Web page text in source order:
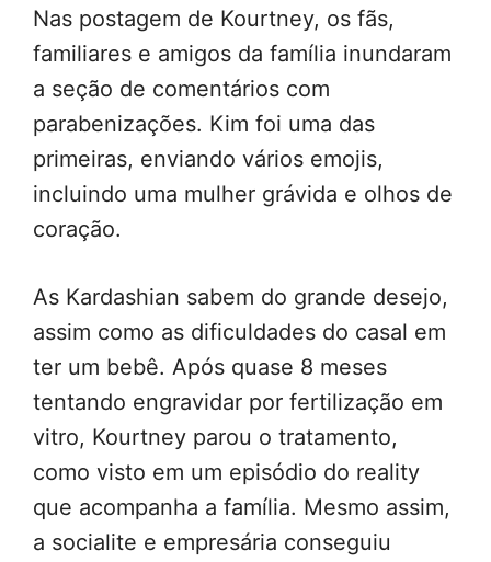
Nas postagem de Kourtney, os fãs,
familiares e amigos da família inundaram
a seção de comentários com
parabenizações. Kim foi uma das
primeiras, enviando vários emojis,
incluindo uma mulher grávida e olhos de
coração.
As Kardashian sabem do grande desejo,
assim como as dificuldades do casal em
ter um bebê. Após quase 8 meses
tentando engravidar por fertilização em
vitro, Kourtney parou o tratamento,
como visto em um episódio do reality
que acompanha a família. Mesmo assim,
a socialite e empresária conseguiu